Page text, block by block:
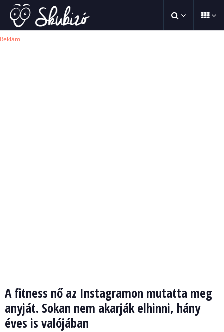
Reklám
A fitness nő az Instagramon mutatta meg
anyját. Sokan nem akarják elhinni, hány
éves is valójában